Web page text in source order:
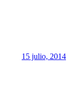
15 julio, 2014